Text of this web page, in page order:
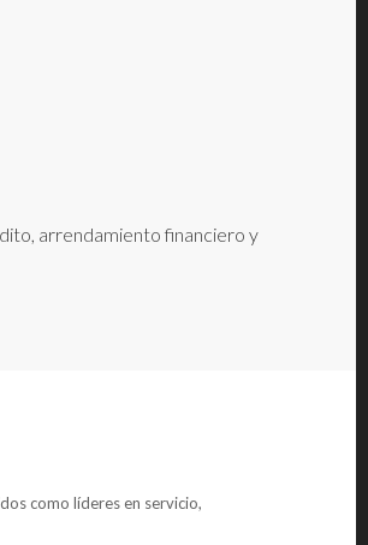
arrendamiento financiero y
como líderes en servicio,